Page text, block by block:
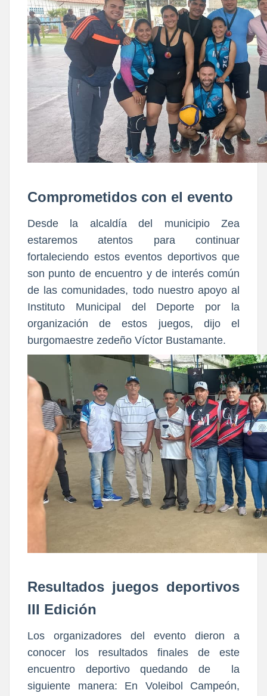
Comprometidos con el evento
Desde la alcaldía del municipio Zea
estaremos atentos para continuar
fortaleciendo estos eventos deportivos que
son punto de encuentro y de interés común
de las comunidades, todo nuestro apoyo al
Instituto Municipal del Deporte por la
organización de estos juegos, dijo el
burgomaestre zedeño Víctor Bustamante.
Resultados juegos deportivos
III Edición
Los organizadores del evento dieron a
conocer los resultados finales de este
encuentro deportivo quedando de la
siguiente manera: En Voleibol Campeón,